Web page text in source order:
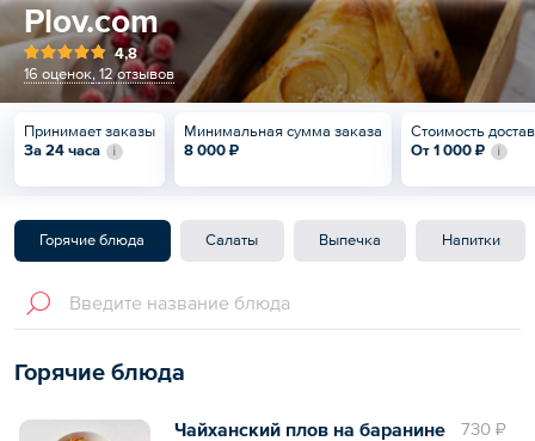
Plov.com
4,8
16 оценок, 12 отзывов
Принимает заказы
За 24 часа
Минимальная сумма заказа
8 000 ₽
Стоимость
От 1 000 ₽
Горячие блюда Салаты Выпечка Напитки
Горячие блюда
730 ₽
Чайханский плов на баранине